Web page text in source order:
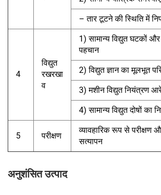
– तार टूटने की स्थिति में
4
विद्युत
रखरखा
व
1) सामान्य विद्युत घटकों
पहचान
2) विद्युत ज्ञान का मूलभूत
3) मशीन विद्युत नियंत्रण
4) सामान्य विद्युत दोषों का
5 परीक्षण
व्यावहारिक रूप से परीक्षण
सत्यापन
अनुशंसित उत्पाद